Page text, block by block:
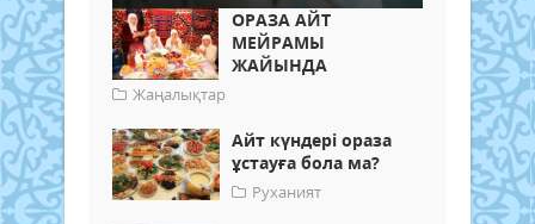
ОРАЗА АЙТ
МЕЙРАМЫ
ЖАЙЫНДА
Жаңалықтар
Айт күндері ораза
ұстауға бола ма?
Руханият